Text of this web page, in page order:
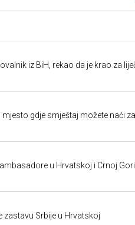
iz BiH, rekao da je krao za
gdje smještaj možete naći
u Hrvatskoj i Crnoj Gori
zastavu Srbije u Hrvatskoj